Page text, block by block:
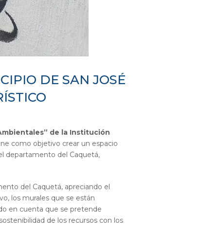
DE SAN JOSÉ
de la Institución
como objetivo crear un espacio
departamento del Caquetá,
del Caquetá, apreciando el
los murales que se están
en cuenta que se pretende
de los recursos con los